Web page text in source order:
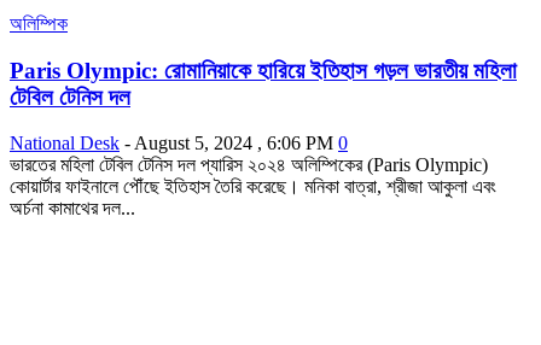
অলিম্পিক
Paris Olympic: রোমানিয়াকে হারিয়ে ইতিহাস গড়ল ভারতীয় মহিলা
টেবিল টেনিস দল
National Desk - August 5, 2024 , 6:06 PM 0
ভারতের মহিলা টেবিল টেনিস দল প্যারিস ২০২৪ অলিম্পিকের (Paris Olympic)
কোয়ার্টার ফাইনালে পৌঁছে ইতিহাস তৈরি করেছে। মনিকা বাত্রা, শ্রীজা আকুলা এবং
অর্চনা কামাথের দল...